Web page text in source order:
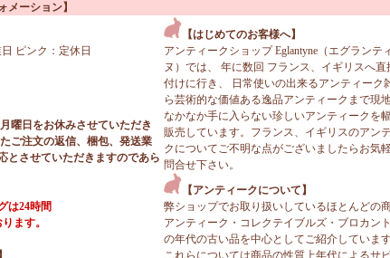
メーション】
ピンク：定休日
曜日をお休みさせていただき
ご注文の返信、梱包、発送業
とさせていただきますのであら
は24時間
ます。
【はじめてのお客様へ】
アンティークショップ Eglantyne（エグランテ
ヌ）では、 年に数回 フランス、イギリスへ直
付けに行き、 日常使いの出来るアンティーク
ら芸術的な価値ある逸品アンティークまで現
なかなか手に入らない珍しいアンティークを
販売しています。フランス、イギリスのアン
クについてご不明な点がございましたらお気
問合せ下さい。
【アンティークについて】
弊ショップでお取り扱いしているほとんどの
アンティーク・コレクテイブルズ・ブロカン
の年代の古い品を中心としてご紹介しています
これらについては商品の性質上年代によるサ